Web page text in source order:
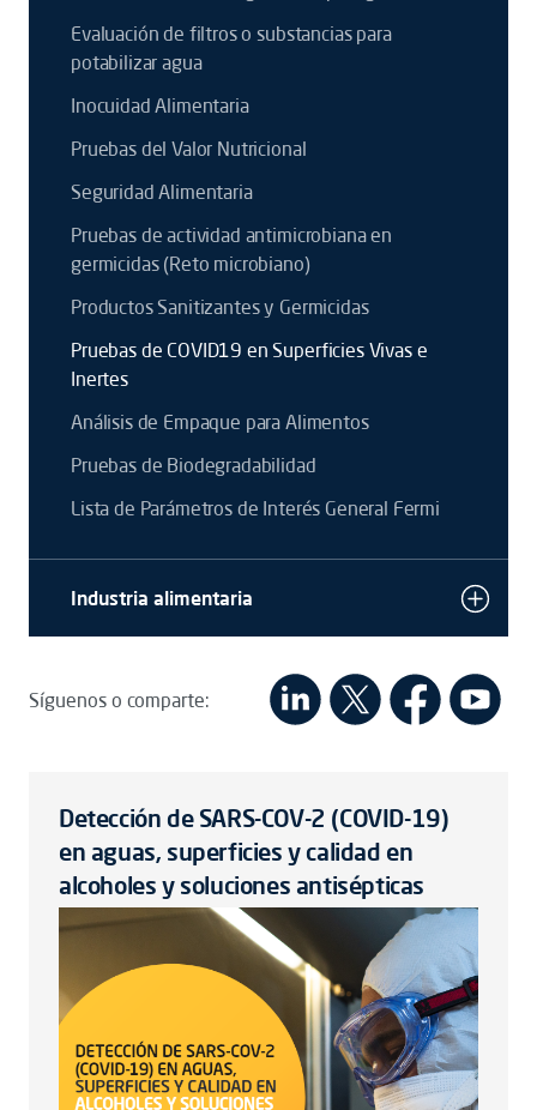
Evaluación de filtros o substancias para
potabilizar agua
Inocuidad Alimentaria
Pruebas del Valor Nutricional
Seguridad Alimentaria
Pruebas de actividad antimicrobiana en
germicidas (Reto microbiano)
Productos Sanitizantes y Germicidas
Pruebas de COVID19 en Superficies Vivas e
Inertes
Análisis de Empaque para Alimentos
Pruebas de Biodegradabilidad
Lista de Parámetros de Interés General Fermi
Industria alimentaria
Síguenos o comparte:
Detección de SARS-COV-2 (COVID-19)
en aguas, superficies y calidad en
alcoholes y soluciones antisépticas